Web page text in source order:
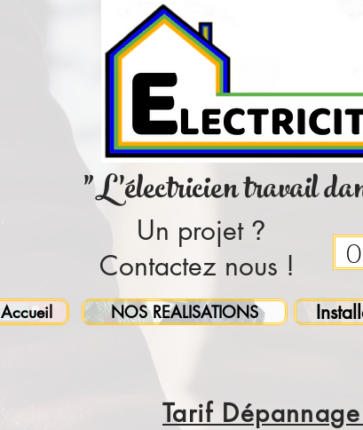
Un projet ?
Contactez nous !
"L'électricien travail
Accueil NOS REALISATIONS
Tarif